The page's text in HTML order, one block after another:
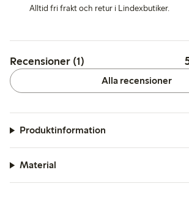
Alltid fri frakt och retur i Lindexbutiker.
Recensioner (1)
Alla recensioner
Produktinformation
Material